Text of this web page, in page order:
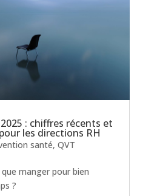
: chiffres récents et
les directions RH
santé, QVT
manger pour bien
printemps ?